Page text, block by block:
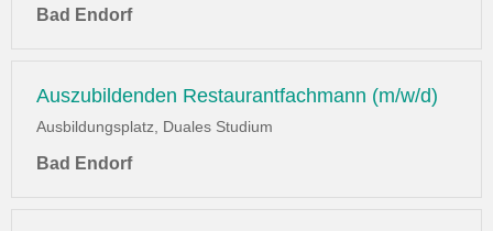
Bad Endorf
Auszubildenden Restaurantfachmann (m/w/d)
Ausbildungsplatz, Duales Studium
Bad Endorf